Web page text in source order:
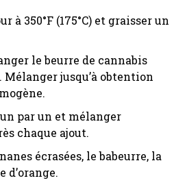
à 350°F (175°C) et graisser un
le beurre de cannabis
jusqu’à obtention
par un et mélanger
chaque ajout.
écrasées, le babeurre, la
d’orange.